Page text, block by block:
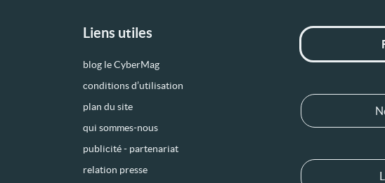
Liens utiles
blog le CyberMag
conditions d’utilisation
plan du site
qui sommes-nous
publicité - partenariat
relation presse